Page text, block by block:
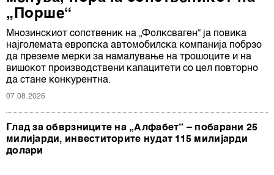
„Порше“
Мнозинскиот сопственик на „Фолксваген“ ја повика
најголемата европска автомобилска компанија побрзо
да преземе мерки за намалување на трошоците и на
вишокот производствени капацитети со цел повторно
да стане конкурентна.
07.08.2026
Глад за обврзниците на „Алфабет“ – побарани 25
милијарди, инвеститорите нудат 115 милијарди
долари